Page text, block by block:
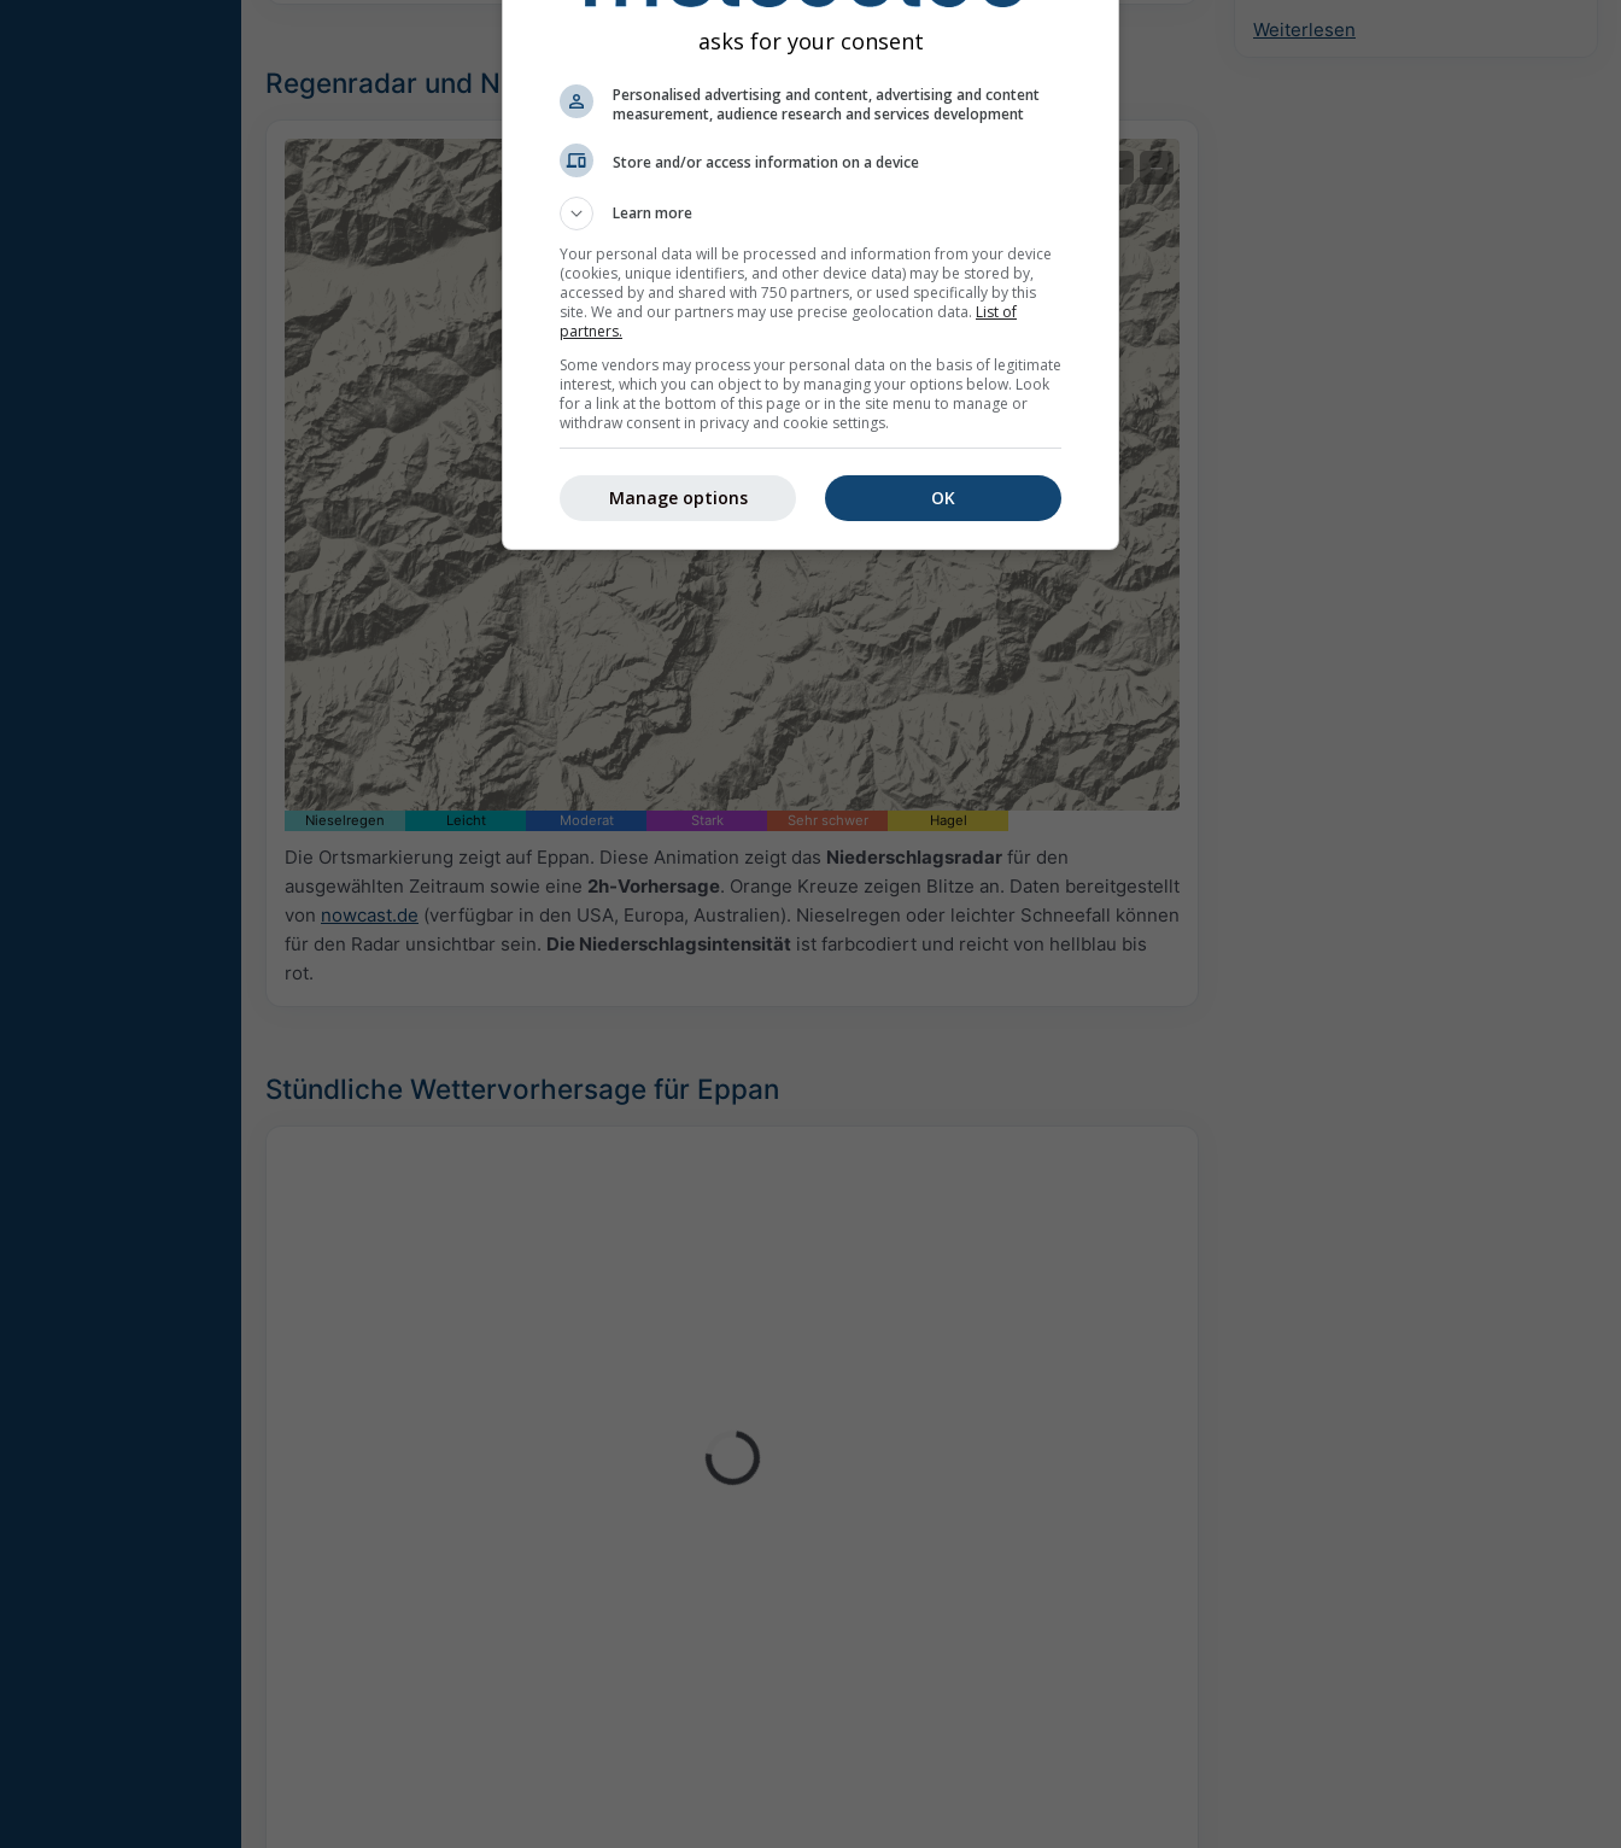
Weiterlesen
Regenradar und Niederschlagsvorhersage, Italien
+ −
Nieselregen Leicht Moderat Stark Sehr schwer Hagel
Die Ortsmarkierung zeigt auf Eppan. Diese Animation zeigt das Niederschlagsradar für den
ausgewählten Zeitraum sowie eine 2h-Vorhersage. Orange Kreuze zeigen Blitze an. Daten bereitgestellt
von nowcast.de (verfügbar in den USA, Europa, Australien). Nieselregen oder leichter Schneefall können
für den Radar unsichtbar sein. Die Niederschlagsintensität ist farbcodiert und reicht von hellblau bis
rot.
Stündliche Wettervorhersage für Eppan
asks for your consent
Personalised advertising and content, advertising and content
measurement, audience research and services development
Store and/or access information on a device
Learn more
Your personal data will be processed and information from your device
(cookies, unique identifiers, and other device data) may be stored by,
accessed by and shared with 750 partners, or used specifically by this
site. We and our partners may use precise geolocation data. List of
partners.
Some vendors may process your personal data on the basis of legitimate
interest, which you can object to by managing your options below. Look
for a link at the bottom of this page or in the site menu to manage or
withdraw consent in privacy and cookie settings.
OK
Manage options